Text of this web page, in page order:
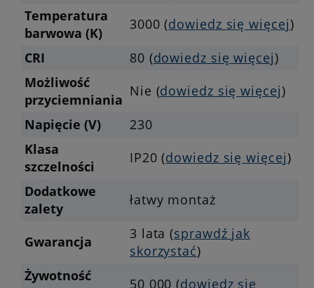
Temperatura
barwowa (K)
3000 (dowiedz się więcej)
CRI
80 (dowiedz się więcej)
Możliwość
przyciemniania
Nie (dowiedz się więcej)
Napięcie (V)
230
Klasa
szczelności
IP20 (dowiedz się więcej)
Dodatkowe
zalety
łatwy montaż
Gwarancja 3 lata (sprawdź jak
skorzystać)
Żywotność
50 000 (dowiedz się